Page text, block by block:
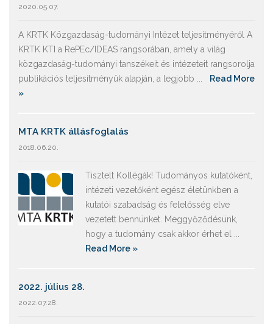
2020.05.07.
A KRTK Közgazdaság-tudományi Intézet teljesítményéről A
KRTK KTI a RePEc/IDEAS rangsorában, amely a világ
közgazdaság-tudományi tanszékeit és intézeteit rangsorolja
publikációs teljesítményük alapján, a legjobb ...
Read More
»
MTA KRTK állásfoglalás
2018.06.20.
Tisztelt Kollégák! Tudományos kutatóként,
intézeti vezetőként egész életünkben a
kutatói szabadság és felelősség elve
vezetett bennünket. Meggyőződésünk,
hogy a tudomány csak akkor érhet el ...
Read More »
2022. július 28.
2022.07.28.